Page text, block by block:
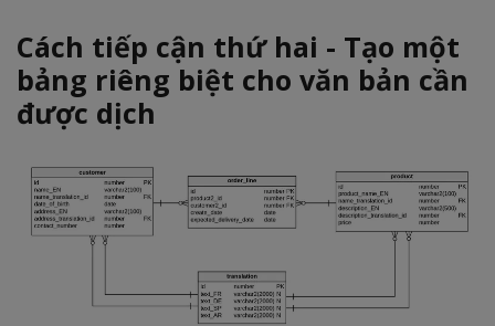
Cách tiếp cận thứ hai - Tạo một
bảng riêng biệt cho văn bản cần
được dịch